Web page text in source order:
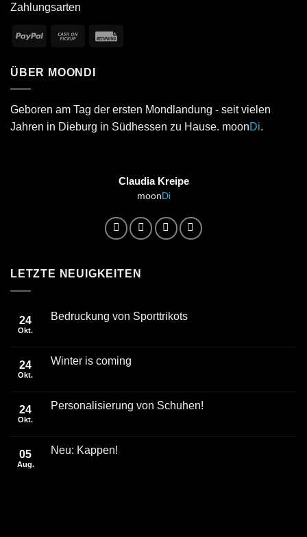
Zahlungsarten
ÜBER MOONDI
Geboren am Tag der ersten Mondlandung - seit vielen
Jahren in Dieburg in Südhessen zu Hause. moonDi.
Claudia Kreipe
moon Di
LETZTE NEUIGKEITEN
24
Okt.
Bedruckung von Sporttrikots
24
Okt.
Winter is coming
24
Okt.
Personalisierung von Schuhen!
05
Aug.
Neu: Kappen!